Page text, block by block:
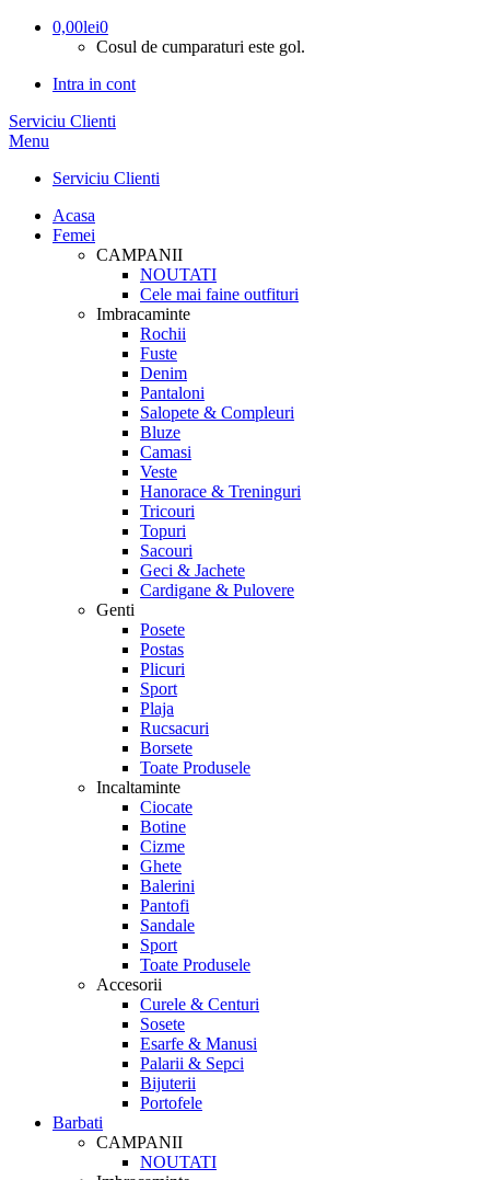
0,00lei0
Cosul de cumparaturi este gol.
Intra in cont
Serviciu Clienti
Menu
Serviciu Clienti
Acasa
Femei
CAMPANII
NOUTATI
Cele mai faine outfituri
Imbracaminte
Rochii
Fuste
Denim
Pantaloni
Salopete & Compleuri
Bluze
Camasi
Veste
Hanorace & Treninguri
Tricouri
Topuri
Sacouri
Geci & Jachete
Cardigane & Pulovere
Genti
Posete
Postas
Plicuri
Sport
Plaja
Rucsacuri
Borsete
Toate Produsele
Incaltaminte
Ciocate
Botine
Cizme
Ghete
Balerini
Pantofi
Sandale
Sport
Toate Produsele
Accesorii
Curele & Centuri
Sosete
Esarfe & Manusi
Palarii & Sepci
Bijuterii
Portofele
Barbati
CAMPANII
NOUTATI